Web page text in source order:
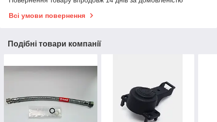
Всі умови повернення
Подібні товари компанії